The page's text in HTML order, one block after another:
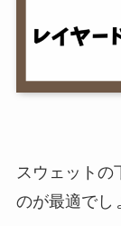
スウェットの
のが最適でし